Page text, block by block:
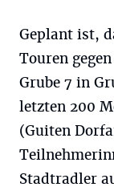
Geplant ist,
Touren
Grube 7 in
letzten 200
(Guiten
Stadtradler